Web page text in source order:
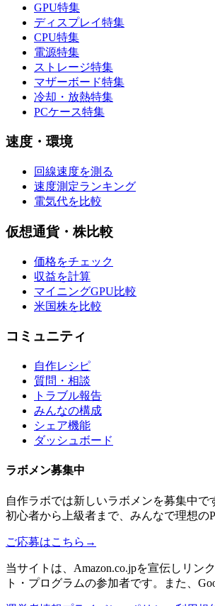
GPU特集
ディスプレイ特集
CPU特集
電源特集
ストレージ特集
マザーボード特集
冷却・放熱特集
PCケース特集
速度・環境
回線速度を測る
速度測定ランキング
電気代を比較
仮想通貨・株比較
価格をチェック
収益を計算
マイニングGPU比較
米国株を比較
コミュニティ
自作レシピ
質問・相談
トラブル報告
みんなの構成
シェア機能
ダッシュボード
ラボメン募集中
自作ラボでは新しいラボメンを募集中で
初心者から上級者まで、みんなで理想の
ご応募はこちら →
当サイトは、Amazon.co.jpを宣伝しリン
ト・プログラムの参加者です。また、